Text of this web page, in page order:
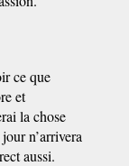
ce que
et
la chose
n’arrivera
aussi.